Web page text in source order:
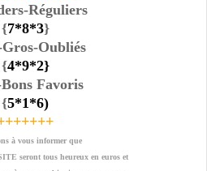
Réguliers
{7*8*3}
Oubliés
{4*9*2}
Favoris
{5*1 *6)
à vous informer que
seront tous heureux en euros et